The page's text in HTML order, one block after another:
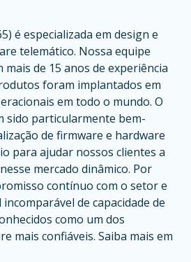
é especializada em design e
telemático. Nossa equipe
mais de 15 anos de experiência
foram implantados em
em todo o mundo. O
sido particularmente bem-
de firmware e hardware
para ajudar nossos clientes a
mercado dinâmico. Por
contínuo com o setor e
de capacidade de
como um dos
mais confiáveis. Saiba mais em